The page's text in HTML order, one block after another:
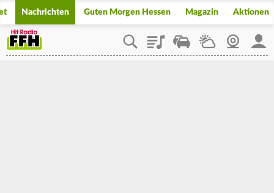
Nachrichten Guten Morgen Hessen Magazin Aktionen
PlaylistStaupilotWetterWebcam